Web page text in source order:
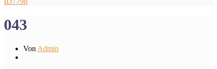
043
Von Admin